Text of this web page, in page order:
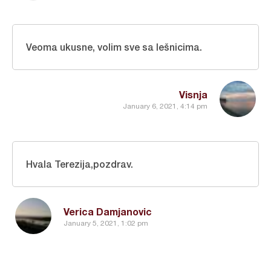
Visnja
January 6, 2021, 4:14 pm
Veoma ukusne, volim sve sa lešnicima.
Verica Damjanovic
January 5, 2021, 1:02 pm
Hvala Terezija,pozdrav.